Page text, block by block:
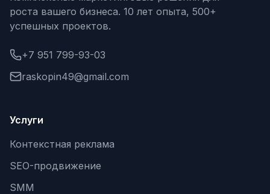
ВИДЕОПРОДАКШН
Корпоративные видео
Видео-инфографика
ВЕБ-АНАЛИТИКА
Google Analytics
роста вашего бизнеса. 10 лет опыта, 500+
успешных проектов.
+7 951 799-93-03
raskopin49@gmail.com
Услуги
Контекстная реклама
SEO-продвижение
SMM